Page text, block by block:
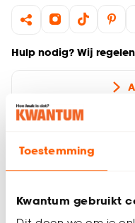
Toestemming
Kwantum gebruikt
Hulp nodig? Wij
uitstraling. De stof valt